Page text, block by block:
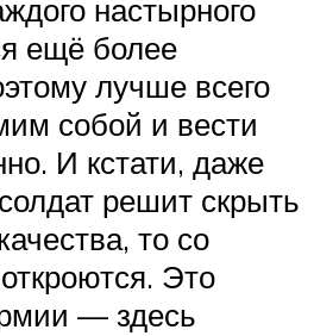
настырного
ещё более
лучше всего
собой и вести
И кстати, даже
решит скрыть
то со
Это
— здесь